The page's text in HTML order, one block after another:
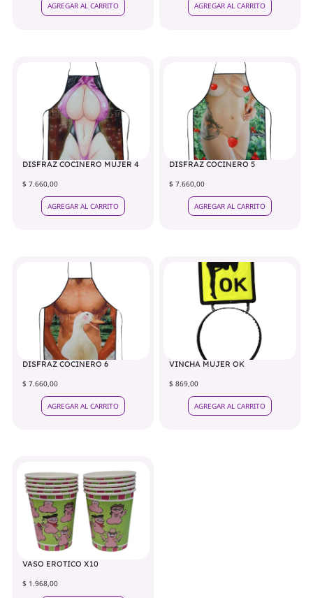
AGREGAR AL CARRITO AGREGAR AL CARRITO
DISFRAZ COCINERO MUJER 4
$ 7.660,00
AGREGAR AL CARRITO
DISFRAZ COCINERO 5
$ 7.660,00
AGREGAR AL CARRITO
DISFRAZ COCINERO 6
$ 7.660,00
AGREGAR AL CARRITO
VINCHA MUJER OK
$ 869,00
AGREGAR AL CARRITO
VASO EROTICO X10
$ 1.968,00